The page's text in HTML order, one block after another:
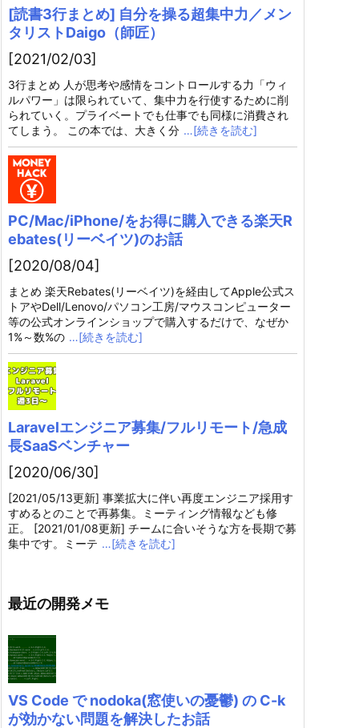
[読書3行まとめ] 自分を操る超集中力／メン
タリストDaigo（師匠）
[2021/02/03]
3行まとめ 人が思考や感情をコントロールする力「ウィ
ルパワー」は限られていて、集中力を行使するために削
られていく。プライベートでも仕事でも同様に消費され
てしまう。 この本では、大きく分 …[続きを読む]
PC/Mac/iPhone/をお得に購入できる楽天R
ebates(リーベイツ)のお話
[2020/08/04]
まとめ 楽天Rebates(リーベイツ)を経由してApple公式ス
トアやDell/Lenovo/パソコン工房/マウスコンピューター
等の公式オンラインショップで購入するだけで、なぜか
1%～数%の …[続きを読む]
Laravelエンジニア募集/フルリモート/急成
長SaaSベンチャー
[2020/06/30]
[2021/05/13更新] 事業拡大に伴い再度エンジニア採用す
すめるとのことで再募集。ミーティング情報なども修
正。 [2021/01/08更新] チームに合いそうな方を長期で募
集中です。ミーテ …[続きを読む]
最近の開発メモ
VS Code で nodoka(窓使いの憂鬱) の C-k
が効かない問題を解決したお話